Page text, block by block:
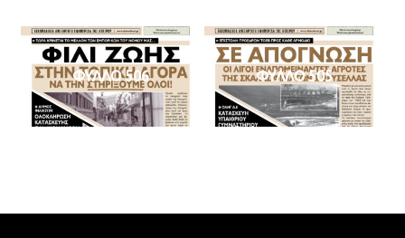
ΦΥΛΛΟ 506 ΦΥΛΛΟ 505